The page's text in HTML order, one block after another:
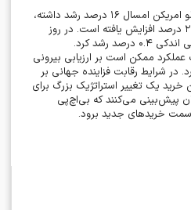
امریکن امسال ۱۶ درصد رشد داشته،
۲ درصد افزایش یافته است. در روز
اندکی ۰.۴ درصد رشد کرد.
عملکرد ممکن است بر ارزیابی بیرونی
در شرایط رقابت فزاینده جهانی بر
یک تغییر استراتژیک بزرگ برای
پیش‌بینی می‌کنند که بی‌اچ‌پی
سمت خریدهای جدید برود.